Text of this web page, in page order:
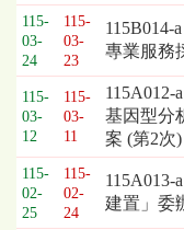
欄
位
依
序
為：
開
日
期、
截
115-
03-
24
115-
03-
23
專業服務
115-
03-
12
115-
03-
11
基因型分
案 (第2次)
115-
02-
25
115-
02-
24
建置」委